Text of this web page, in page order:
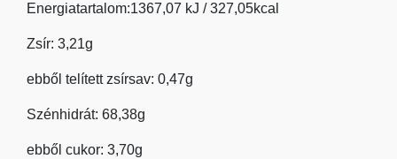
Energiatartalom:1367,07 kJ / 327,05kcal
Zsír: 3,21g
ebből telített zsírsav: 0,47g
Szénhidrát: 68,38g
ebből cukor: 3,70g